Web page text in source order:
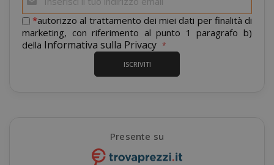
alla
nostra
newsletter:
*autorizzo al trattamento dei miei dati per finalità di
marketing, con riferimento al punto 1 paragrafo b)
della Informativa sulla Privacy
ISCRIVITI
Presente su
_GRECAPTCHA